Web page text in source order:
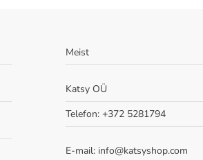
Meist
Katsy OÜ
Telefon: +372 5281794
E-mail: info@katsyshop.com